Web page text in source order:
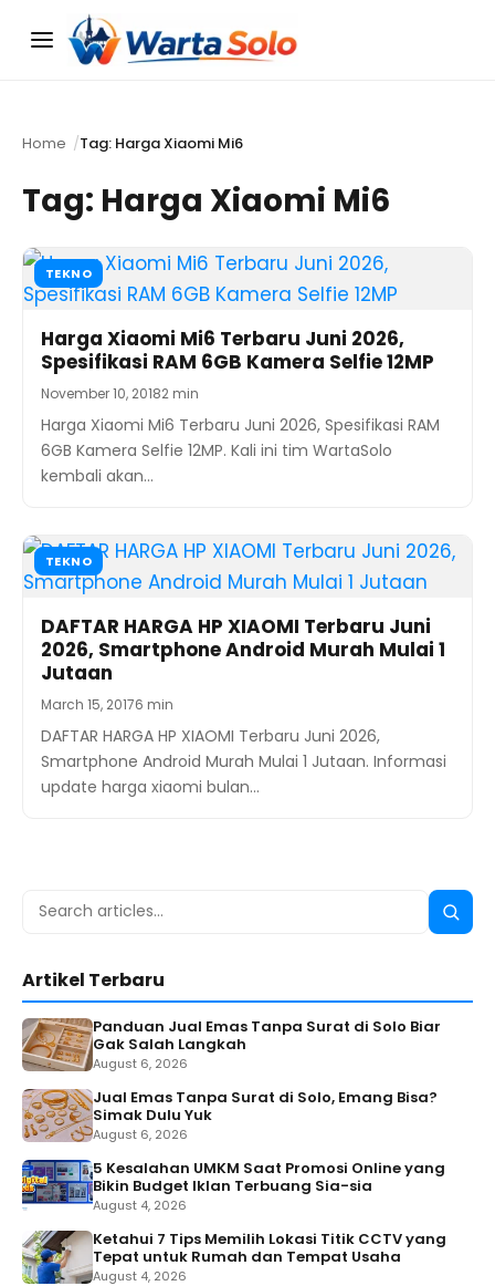
Menu
Home Tag: Harga Xiaomi Mi6
Tag: Harga Xiaomi Mi6
TEKNO
Harga Xiaomi Mi6 Terbaru Juni 2026,
Spesifikasi RAM 6GB Kamera Selfie 12MP
November 10, 20182 min
Harga Xiaomi Mi6 Terbaru Juni 2026, Spesifikasi RAM
6GB Kamera Selfie 12MP. Kali ini tim WartaSolo
kembali akan…
TEKNO
DAFTAR HARGA HP XIAOMI Terbaru Juni
2026, Smartphone Android Murah Mulai 1
Jutaan
March 15, 20176 min
DAFTAR HARGA HP XIAOMI Terbaru Juni 2026,
Smartphone Android Murah Mulai 1 Jutaan. Informasi
update harga xiaomi bulan…
Search
Search
Artikel Terbaru
Panduan Jual Emas Tanpa Surat di Solo Biar
Gak Salah Langkah
August 6, 2026
Jual Emas Tanpa Surat di Solo, Emang Bisa?
Simak Dulu Yuk
August 6, 2026
5 Kesalahan UMKM Saat Promosi Online yang
Bikin Budget Iklan Terbuang Sia-sia
August 4, 2026
Ketahui 7 Tips Memilih Lokasi Titik CCTV yang
Tepat untuk Rumah dan Tempat Usaha
August 4, 2026